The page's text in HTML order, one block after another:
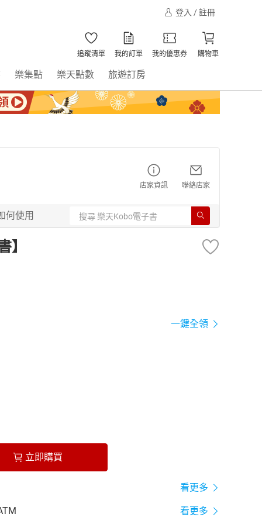
登入 / 註冊
追蹤清單 我的訂單 我的優惠券 購物車
樂集點 樂天點數 旅遊訂房
店家資訊 聯絡店家
何使用
】
一鍵全領
立即購買
看更多
看更多